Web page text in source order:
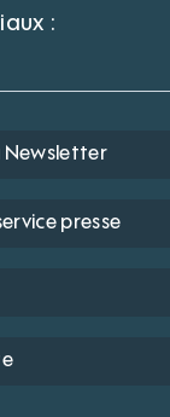
:
Newsletter
presse